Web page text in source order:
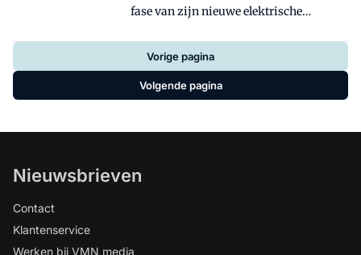
fase van zijn nieuwe elektrische
Dalfsen) in gebruik genomen. In deze
fase zijn 16 laadpunten gerealiseerd.
Uiteindelijk moet het plein plaats bieden
Vorige pagina
Volgende pagina
Nieuwsbrieven
Contact
Klantenservice
Werken bij VMN media